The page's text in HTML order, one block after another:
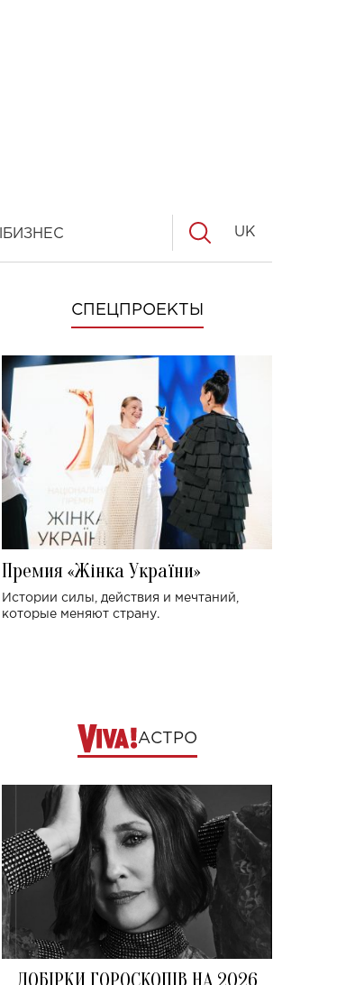
БИЗНЕС UK
СПЕЦПРОЕКТЫ
Премия «Жінка України»
Истории силы, действия и мечтаний,
которые меняют страну.
АСТРО
ДОБІРКИ ГОРОСКОПІВ НА 2026